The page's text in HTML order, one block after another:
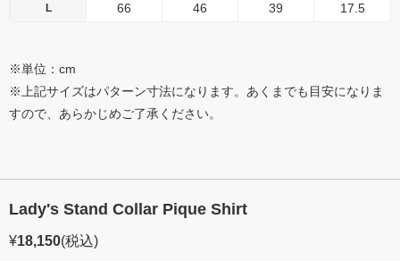
L 66 46 39 17.5
※単位：cm
※上記サイズはパターン寸法になります。あくまでも目安になりま
すので、あらかじめご了承ください。
Lady's Stand Collar Pique Shirt
¥18,150(税込)